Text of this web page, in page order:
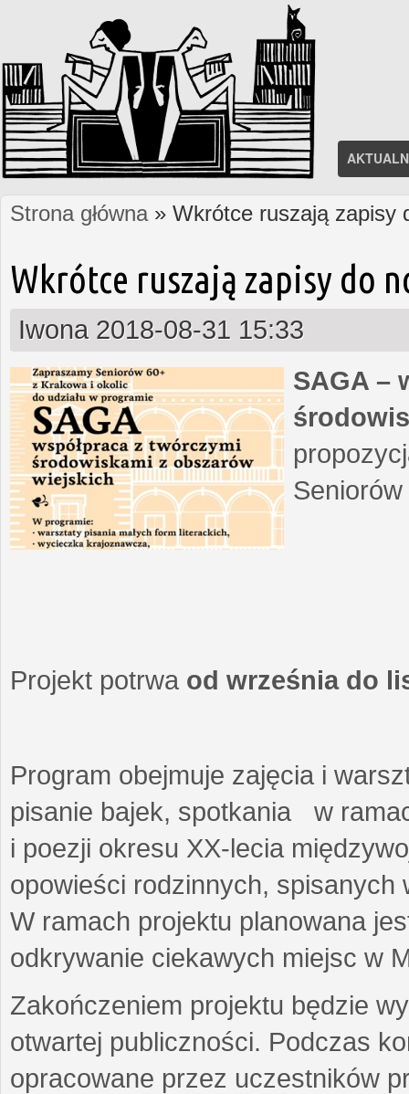
Jesteś tutaj
Strona główna» Wkrótce ruszają zapisy
Wkrótce ruszają zapisy do
Iwona 2018-08-31 15:33
SAGA –
Projekt potrwa od września do
Program obejmuje zajęcia i
pisanie bajek, spotkania w
i poezji okresu XX-lecia
opowieści rodzinnych,
W ramach projektu planowana
odkrywanie ciekawych miejsc w
Zakończeniem projektu będzie
otwartej publiczności. Podczas
opracowane przez uczestników